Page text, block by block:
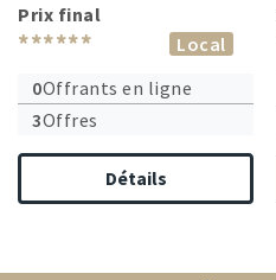
Prix final
******
Local
0Offrants en ligne
3Offres
Détails